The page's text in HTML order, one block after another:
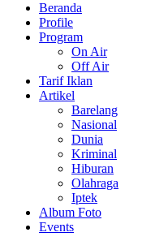
Beranda
Profile
Program
On Air
Off Air
Tarif Iklan
Artikel
Barelang
Nasional
Dunia
Kriminal
Hiburan
Olahraga
Iptek
Album Foto
Events